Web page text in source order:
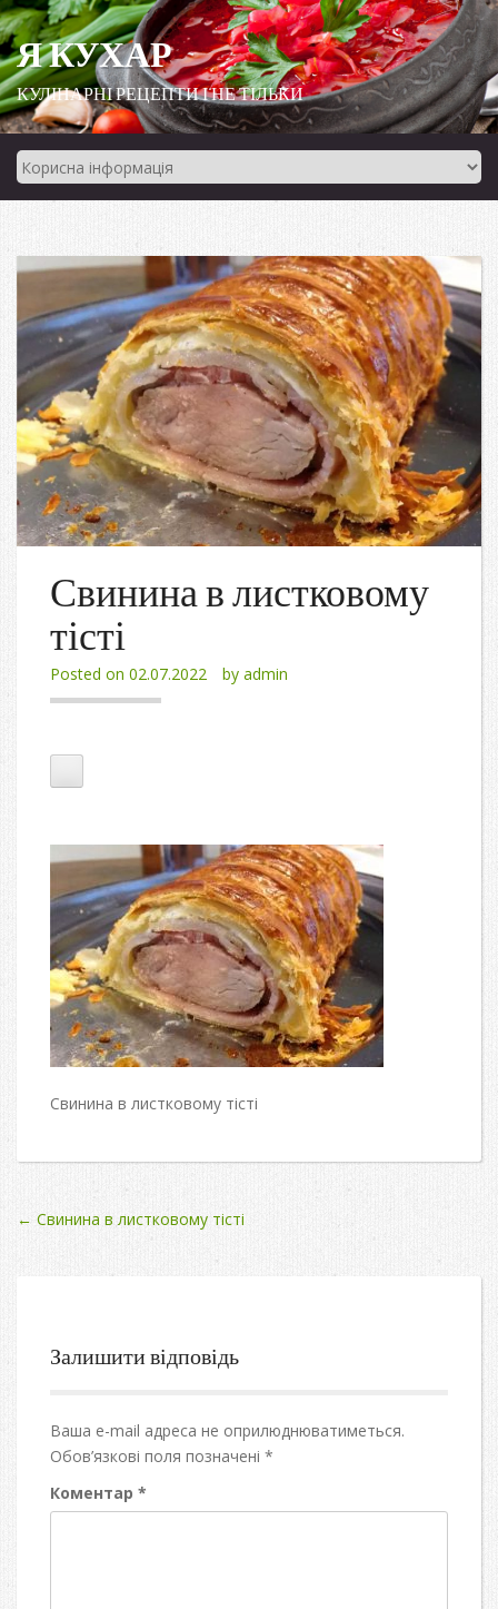
Я КУХАР
КУЛІНАРНІ РЕЦЕПТИ І НЕ ТІЛЬКИ
Свинина в листковому
тісті
Posted on 02.07.2022 by admin
Свинина в листковому тісті
Post
navigation
← Свинина в листковому тісті
Залишити відповідь
Ваша e-mail адреса не оприлюднюватиметься.
Обов’язкові поля позначені *
Коментар *